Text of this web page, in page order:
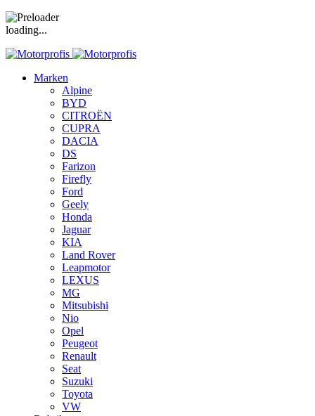
loading...
Marken
Alpine
BYD
CITROËN
CUPRA
DACIA
DS
Farizon
Firefly
Ford
Geely
Honda
Jaguar
KIA
Land Rover
Leapmotor
LEXUS
MG
Mitsubishi
Nio
Opel
Peugeot
Renault
Seat
Suzuki
Toyota
VW